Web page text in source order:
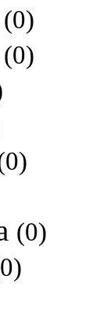
(0)
(0)
(0)